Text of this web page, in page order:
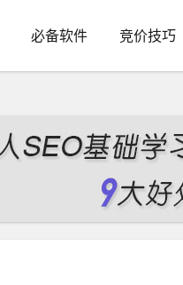
必备软件 竞价技巧